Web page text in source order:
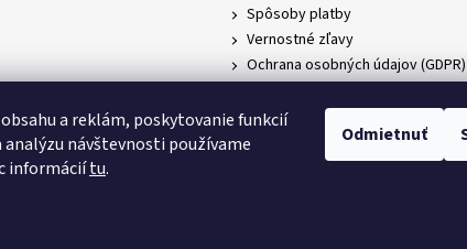
a reklám, poskytovanie funkcií
analýzu návštevnosti používame
informáciítu.
Odmietnuť
Spôsoby platby
Vernostné zľavy
Ochrana osobných údajov (GDPR)
Kontakty
O značke Victorinox